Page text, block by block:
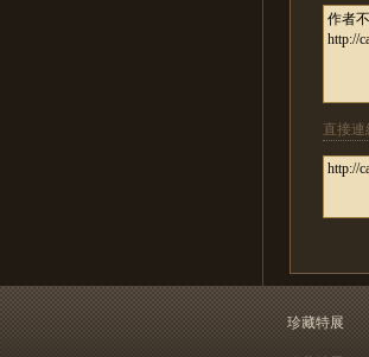
直接連
珍藏特展